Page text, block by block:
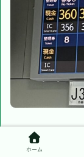
はい、筆
ホーム